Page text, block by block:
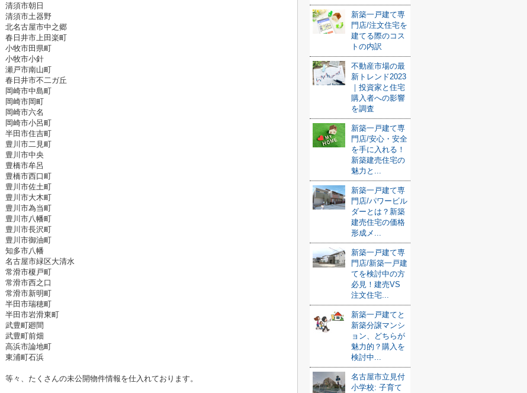
清須市朝日
清須市土器野
北名古屋市中之郷
春日井市上田楽町
小牧市田県町
小牧市小針
瀬戸市南山町
春日井市不二ガ丘
岡崎市中島町
岡崎市岡町
岡崎市六名
岡崎市小呂町
半田市住吉町
豊川市二見町
豊川市中央
豊橋市牟呂
豊橋市西口町
豊川市佐土町
豊川市大木町
豊川市為当町
豊川市八幡町
豊川市長沢町
豊川市御油町
知多市八幡
名古屋市緑区大清水
常滑市榎戸町
常滑市西之口
常滑市新明町
半田市瑞穂町
半田市岩滑東町
武豊町廻間
武豊町前畑
高浜市論地町
東浦町石浜
等々、たくさんの未公開物件情報を仕入れております。
新築一戸建て専
門店/注文住宅を
建てる際のコス
トの内訳
不動産市場の最
新トレンド2023
｜投資家と住宅
購入者への影響
を調査
新築一戸建て専
門店/安心・安全
を手に入れる！
新築建売住宅の
魅力と...
新築一戸建て専
門店/パワービル
ダーとは？新築
建売住宅の価格
形成メ...
新築一戸建て専
門店/新築一戸建
てを検討中の方
必見！建売VS
注文住宅...
新築一戸建てと
新築分譲マンシ
ョン、どちらが
魅力的？購入を
検討中...
名古屋市立見付
小学校: 子育て